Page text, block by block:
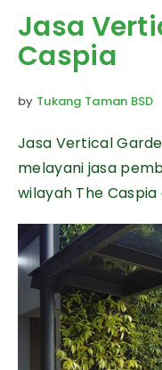
Jasa
Caspia
by Tukang Taman BSD
Jasa Vertical
melayani jasa
wilayah The